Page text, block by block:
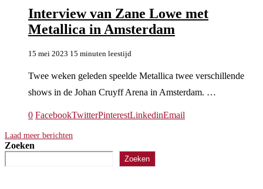
Interview van Zane Lowe met
Metallica in Amsterdam
15 mei 2023 15 minuten leestijd
Twee weken geleden speelde Metallica twee verschillende
shows in de Johan Cruyff Arena in Amsterdam. …
0 FacebookTwitterPinterestLinkedinEmail
Laad meer berichten
Zoeken
Zoeken